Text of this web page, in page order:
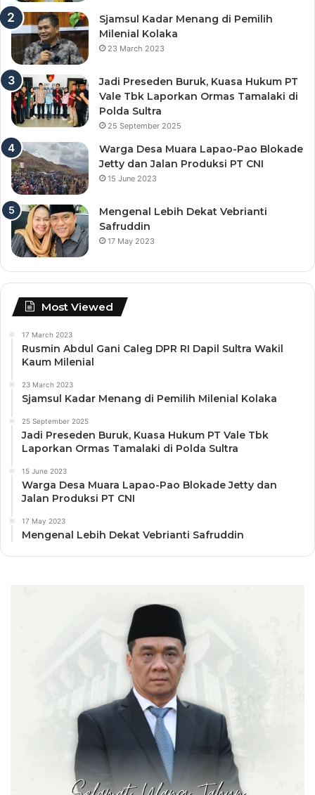
Sjamsul Kadar Menang di Pemilih
Milenial Kolaka
23 March 2023
Jadi Preseden Buruk, Kuasa Hukum PT
Vale Tbk Laporkan Ormas Tamalaki di
Polda Sultra
25 September 2025
Warga Desa Muara Lapao-Pao Blokade
Jetty dan Jalan Produksi PT CNI
15 June 2023
Mengenal Lebih Dekat Vebrianti
Safruddin
17 May 2023
Most Viewed
17 March 2023
Rusmin Abdul Gani Caleg DPR RI Dapil Sultra Wakil
Kaum Milenial
23 March 2023
Sjamsul Kadar Menang di Pemilih Milenial Kolaka
25 September 2025
Jadi Preseden Buruk, Kuasa Hukum PT Vale Tbk
Laporkan Ormas Tamalaki di Polda Sultra
15 June 2023
Warga Desa Muara Lapao-Pao Blokade Jetty dan
Jalan Produksi PT CNI
17 May 2023
Mengenal Lebih Dekat Vebrianti Safruddin